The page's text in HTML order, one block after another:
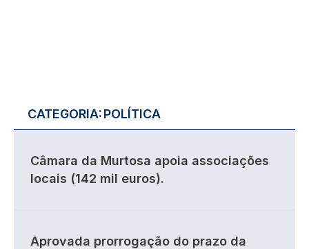
CATEGORIA:POLÍTICA
Câmara da Murtosa apoia associações
locais (142 mil euros).
Aprovada prorrogação do prazo da